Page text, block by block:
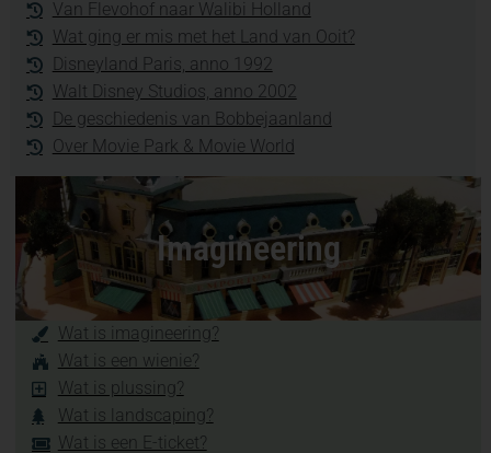
Van Flevohof naar Walibi Holland
Wat ging er mis met het Land van Ooit?
Disneyland Paris, anno 1992
Walt Disney Studios, anno 2002
De geschiedenis van Bobbejaanland
Over Movie Park & Movie World
Imagineering
Wat is imagineering?
Wat is een wienie?
Wat is plussing?
Wat is landscaping?
Wat is een E-ticket?